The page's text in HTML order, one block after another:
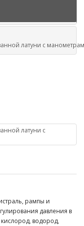
латуни с
рампы и
давления в
водород,